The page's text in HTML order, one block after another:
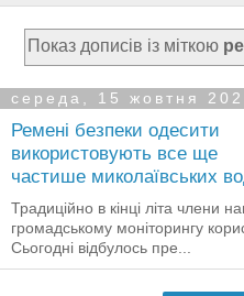
Показ дописів із міткою
середа, 15 жовтня
Ремені безпеки одесити
використовують все ще
частише миколаївських
Традиційно в кінці літа члени
громадському моніторингу
Сьогодні відбулось пре...